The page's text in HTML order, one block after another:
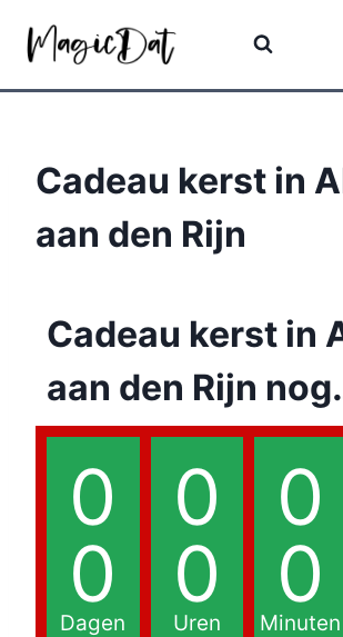
Cadeau kerst in
aan den Rijn
Cadeau kerst in
aan den Rijn
0
0
Dagen
0
0
Uren
0
0
Minuten